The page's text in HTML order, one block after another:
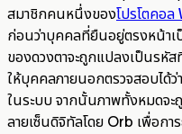
สมาชิกคนหนึ่งของโปรโตคอล
ก่อนว่าบุคคลที่ยืนอยู่ตรงหน้า
ของดวงตาจะถูกแปลงเป็นรหัส
ให้บุคคลภายนอกตรวจสอบได้
ในระบบ จากนั้นภาพทั้งหมดจะ
ลายเซ็นดิจิทัลโดย Orb เพื่อก